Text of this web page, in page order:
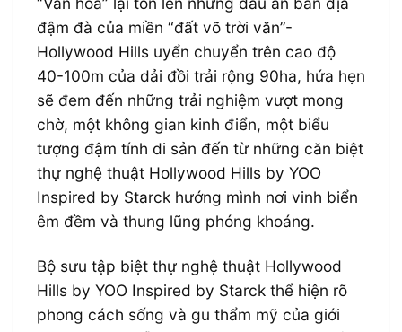
đậm đà của miền “đất võ trời văn”-
Hollywood Hills uyển chuyển trên cao độ
40-100m của dải đồi trải rộng 90ha, hứa hẹn
sẽ đem đến những trải nghiệm vượt mong
chờ, một không gian kinh điển, một biểu
tượng đậm tính di sản đến từ những căn biệt
thự nghệ thuật Hollywood Hills by YOO
Inspired by Starck hướng mình nơi vinh biển
êm đềm và thung lũng phóng khoáng.
Bộ sưu tập biệt thự nghệ thuật Hollywood
Hills by YOO Inspired by Starck thể hiện rõ
phong cách sống và gu thẩm mỹ của giới